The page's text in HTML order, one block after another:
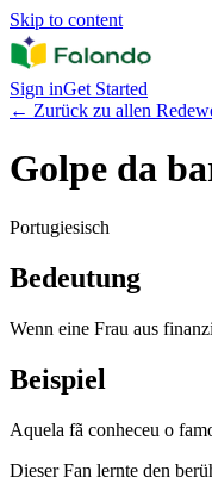
Skip to content
Sign inGet Started
← Zurück zu allen
Golpe da
Portugiesisch
Bedeutung
Wenn eine Frau aus
Beispiel
Aquela fã conheceu o
Dieser Fan lernte den